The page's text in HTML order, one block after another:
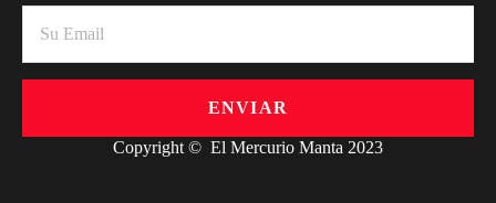
ENVIAR
Copyright © El Mercurio Manta 2023